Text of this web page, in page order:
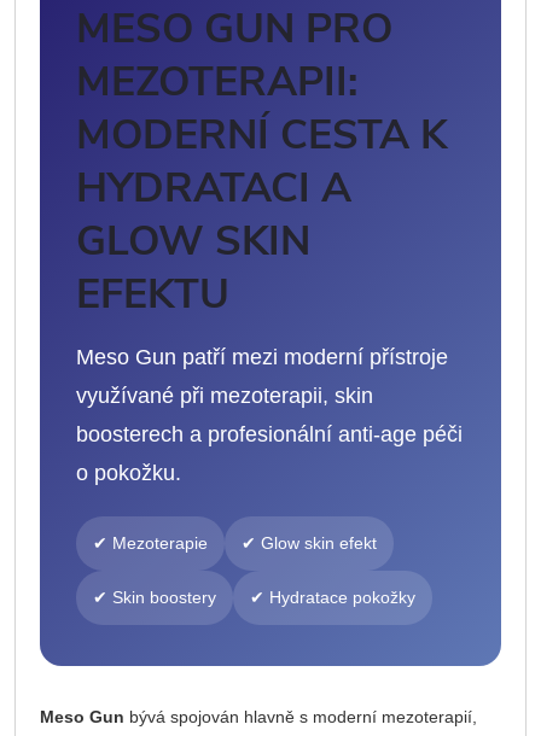
MESO GUN PRO
MEZOTERAPII:
MODERNÍ CESTA K
HYDRATACI A
GLOW SKIN
EFEKTU
Meso Gun patří mezi moderní přístroje
využívané při mezoterapii, skin
boosterech a profesionální anti-age péči
o pokožku.
✔ Mezoterapie ✔ Glow skin efekt
✔ Skin boostery ✔ Hydratace pokožky
Meso Gun bývá spojován hlavně s moderní mezoterapií,